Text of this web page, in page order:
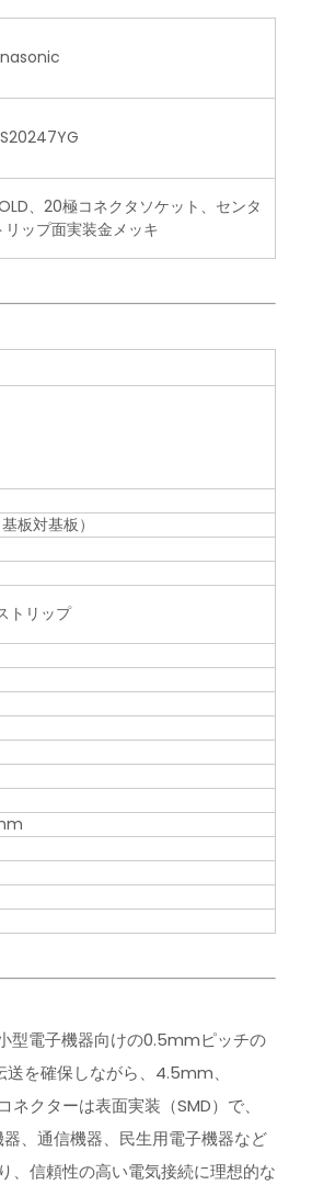
、20極コネクタソケット、センタ
ップ面実装金メッキ
板対基板）
トリップ
型電子機器向けの0.5mmピッチの
を確保しながら、4.5mm、
クターは表面実装（SMD）で、
、通信機器、民生用電子機器など
、信頼性の高い電気接続に理想的な